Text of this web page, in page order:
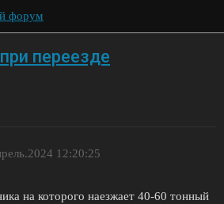
форум
переезде
12:20:25
на которого наезжает 40-60 тонный